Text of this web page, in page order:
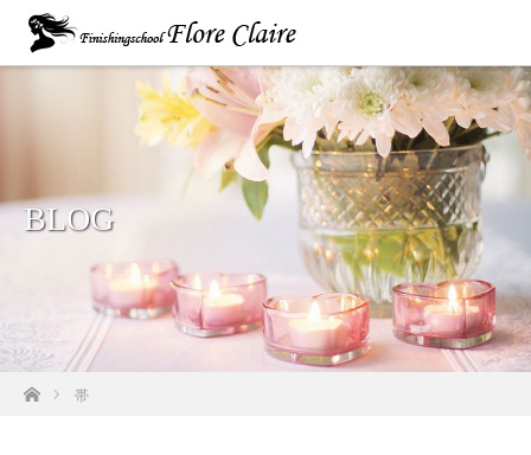
BLOG
ホーム帯